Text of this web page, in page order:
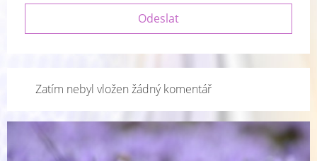
Zatím nebyl vložen žádný komentář